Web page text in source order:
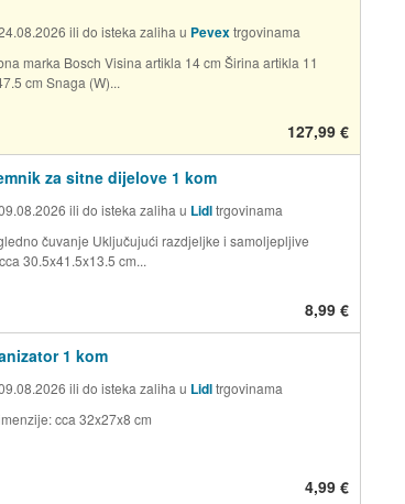
ili do isteka zaliha u Pevextrgovinama
marka Bosch Visina artikla 14 cm Širina artikla 11
cm Snaga (W)...
127,99 €
za sitne dijelove 1 kom
ili do isteka zaliha u Lidltrgovinama
čuvanje Uključujući razdjeljke i samoljepljive
30.5x41.5x13.5 cm...
8,99 €
1 kom
ili do isteka zaliha u Lidltrgovinama
cca 32x27x8 cm
4,99 €